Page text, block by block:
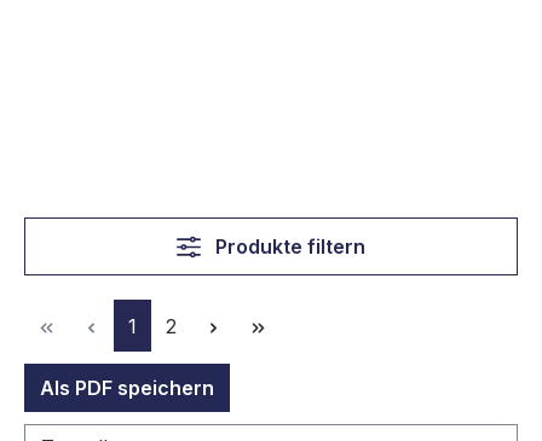
Produkte filtern
Seite
1 Seite
2
Als PDF speichern